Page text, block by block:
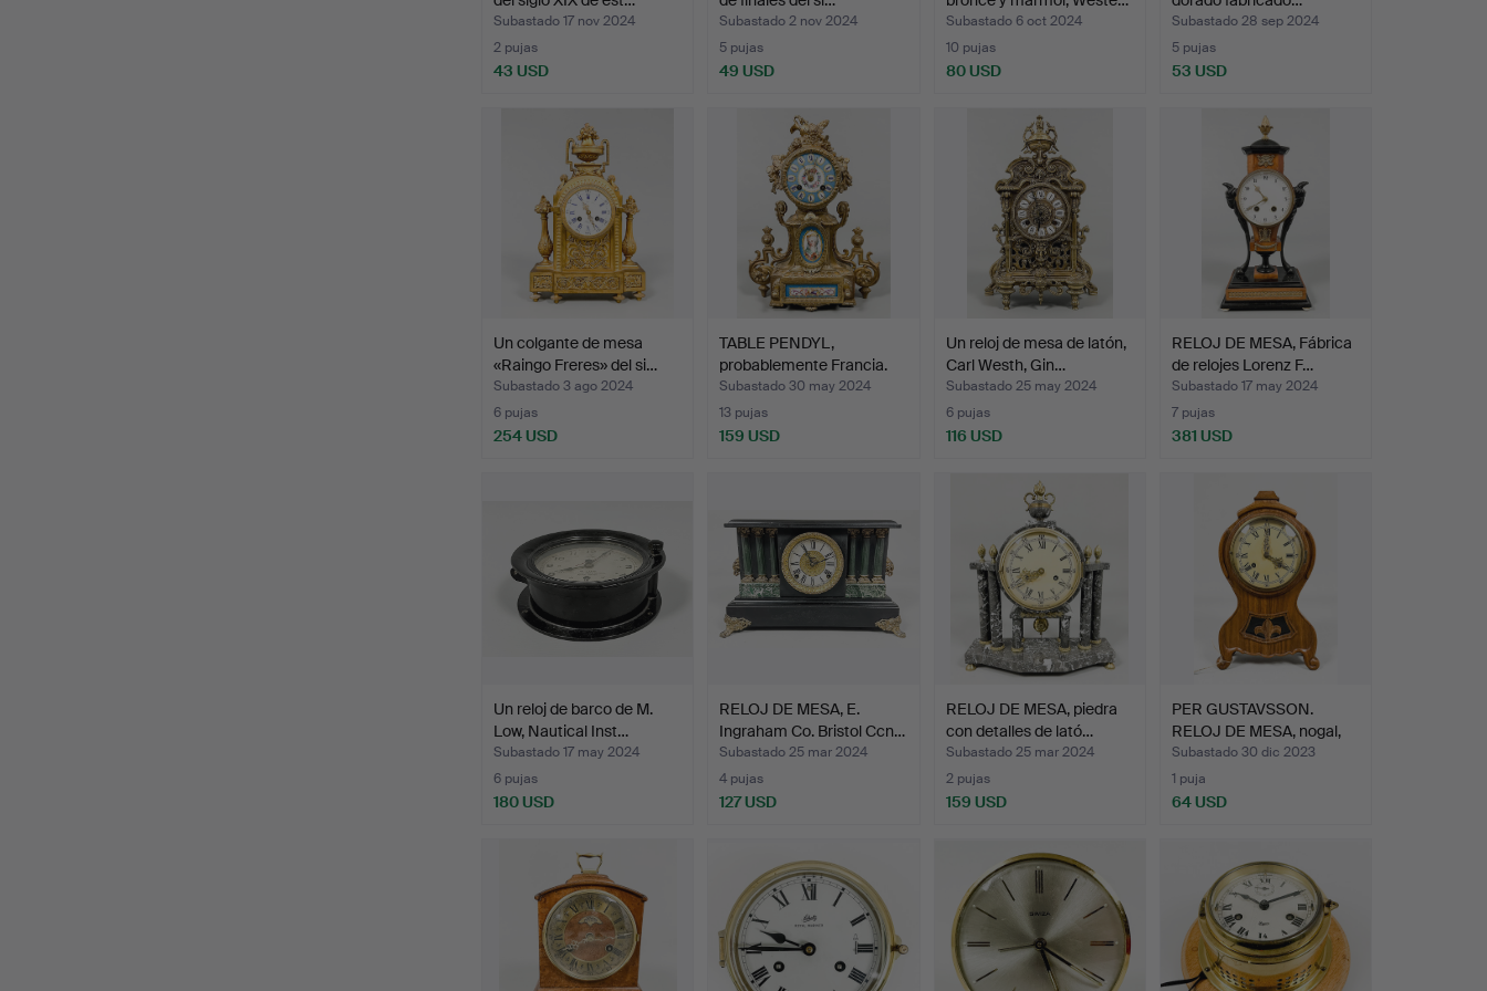
Subastado 17 nov 2024
2 pujas
43 USD
Subastado 2 nov 2024
5 pujas
49 USD
Subastado 6 oct 2024
10 pujas
80 USD
Subastado 28 sep 2024
5 pujas
53 USD
Un colgante de mesa
«Raingo Freres» del si…
Subastado 3 ago 2024
6 pujas
254 USD
TABLE PENDYL,
probablemente Francia.
Subastado 30 may 2024
13 pujas
159 USD
Un reloj de mesa de latón,
Carl Westh, Gin…
Subastado 25 may 2024
6 pujas
116 USD
RELOJ DE MESA, Fábrica
de relojes Lorenz F…
Subastado 17 may 2024
7 pujas
381 USD
Un reloj de barco de M.
Low, Nautical Inst…
Subastado 17 may 2024
6 pujas
180 USD
RELOJ DE MESA, E.
Ingraham Co. Bristol Ccn…
Subastado 25 mar 2024
4 pujas
127 USD
RELOJ DE MESA, piedra
con detalles de lató…
Subastado 25 mar 2024
2 pujas
159 USD
PER GUSTAVSSON.
RELOJ DE MESA, nogal,
firm…
Subastado 30 dic 2023
1 puja
64 USD